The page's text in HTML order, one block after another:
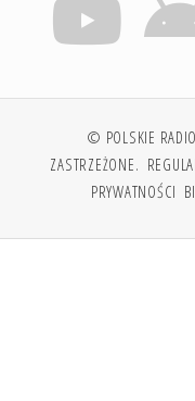
© POLSKIE
ZASTRZEŻONE.
PRYWATNOŚCI